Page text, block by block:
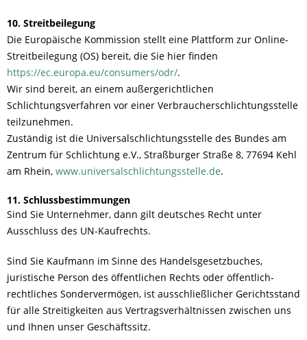
10. Streitbeilegung
Die Europäische Kommission stellt eine Plattform zur Online-
Streitbeilegung (OS) bereit, die Sie hier finden
https://ec.europa.eu/consumers/odr/.
Wir sind bereit, an einem außergerichtlichen
Schlichtungsverfahren vor einer Verbraucherschlichtungsstelle
teilzunehmen.
Zuständig ist die Universalschlichtungsstelle des Bundes am
Zentrum für Schlichtung e.V., Straßburger Straße 8, 77694 Kehl
am Rhein, www.universalschlichtungsstelle.de.
11. Schlussbestimmungen
Sind Sie Unternehmer, dann gilt deutsches Recht unter
Ausschluss des UN-Kaufrechts.
Sind Sie Kaufmann im Sinne des Handelsgesetzbuches,
juristische Person des öffentlichen Rechts oder öffentlich-
rechtliches Sondervermögen, ist ausschließlicher Gerichtsstand
für alle Streitigkeiten aus Vertragsverhältnissen zwischen uns
und Ihnen unser Geschäftssitz.